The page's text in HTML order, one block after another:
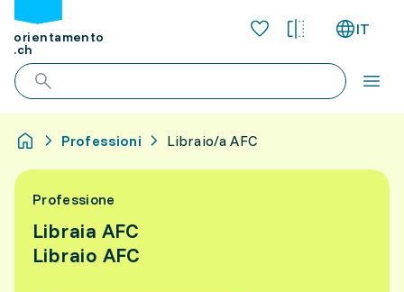
orientamento
.ch
IT
Professioni Libraio/a AFC
Professione
Libraia AFC
Libraio AFC